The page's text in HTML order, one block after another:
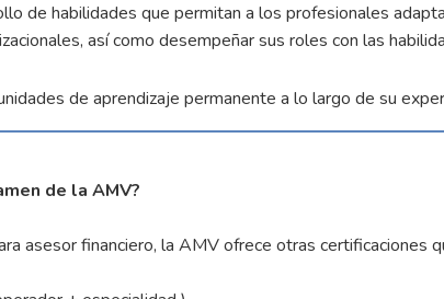
de habilidades que permitan a los profesionales
así como desempeñar sus roles con las
de aprendizaje permanente a lo largo de su
de la AMV?
asesor financiero, la AMV ofrece otras certificaciones